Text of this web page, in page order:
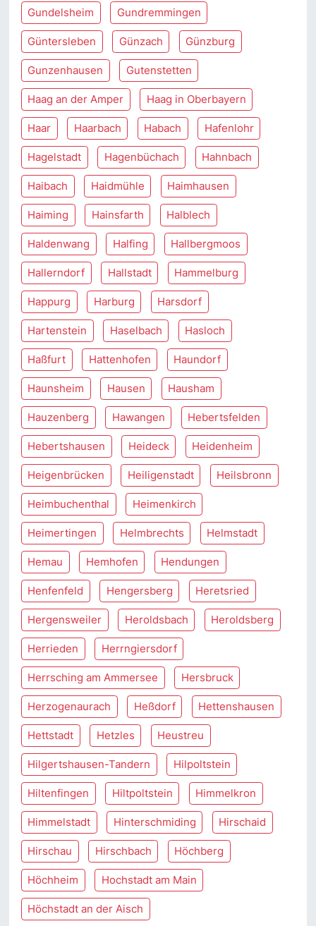
Gundelsheim Gundremmingen
Güntersleben Günzach Günzburg
Gunzenhausen Gutenstetten
Haag an der Amper Haag in Oberbayern
Haar Haarbach Habach Hafenlohr
Hagelstadt Hagenbüchach Hahnbach
Haibach Haidmühle Haimhausen
Haiming Hainsfarth Halblech
Haldenwang Halfing Hallbergmoos
Hallerndorf Hallstadt Hammelburg
Happurg Harburg Harsdorf
Hartenstein Haselbach Hasloch
Haßfurt Hattenhofen Haundorf
Haunsheim Hausen Hausham
Hauzenberg Hawangen Hebertsfelden
Hebertshausen Heideck Heidenheim
Heigenbrücken Heiligenstadt Heilsbronn
Heimbuchenthal Heimenkirch
Heimertingen Helmbrechts Helmstadt
Hemau Hemhofen Hendungen
Henfenfeld Hengersberg Heretsried
Hergensweiler Heroldsbach Heroldsberg
Herrieden Herrngiersdorf
Herrsching am Ammersee Hersbruck
Herzogenaurach Heßdorf Hettenshausen
Hettstadt Hetzles Heustreu
Hilgertshausen-Tandern Hilpoltstein
Hiltenfingen Hiltpoltstein Himmelkron
Himmelstadt Hinterschmiding Hirschaid
Hirschau Hirschbach Höchberg
Höchheim Hochstadt am Main
Höchstadt an der Aisch